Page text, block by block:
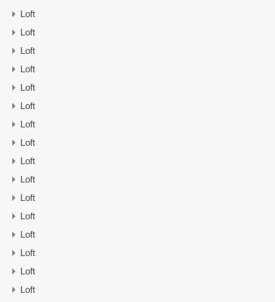
Loft
Loft
Loft
Loft
Loft
Loft
Loft
Loft
Loft
Loft
Loft
Loft
Loft
Loft
Loft
Loft